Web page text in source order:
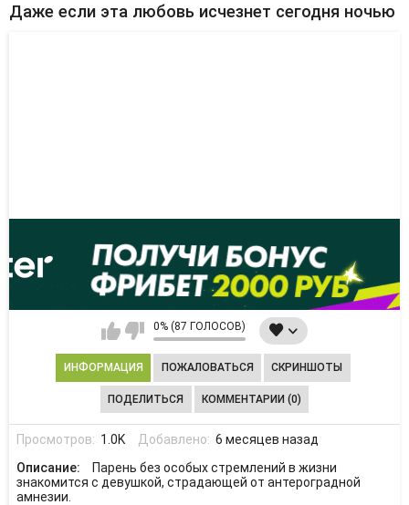
Даже если эта любовь исчезнет сегодня ночью
0% (87 ГОЛОСОВ)
ИНФОРМАЦИЯ ПОЖАЛОВАТЬСЯ СКРИНШОТЫ
ПОДЕЛИТЬСЯ КОММЕНТАРИИ (0)
Просмотров: 1.0K Добавлено: 6 месяцев назад
Описание:
Парень без особых стремлений в жизни
знакомится с девушкой, страдающей от антероградной
амнезии.